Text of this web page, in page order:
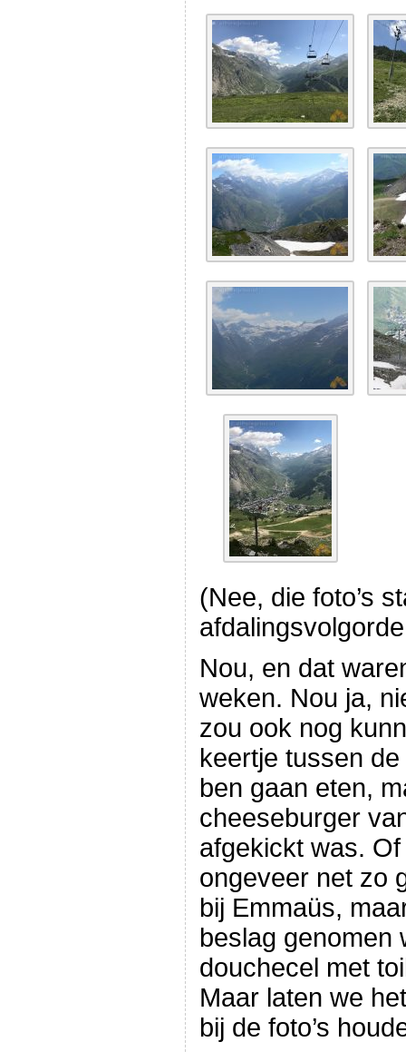
(Nee, die foto’s
Nou, en dat
weken. Nou ja,
zou ook nog
keertje tussen
ben gaan eten,
cheeseburger
afgekickt was.
ongeveer net zo
bij Emmaüs,
beslag genomen
douchecel met
Maar laten we
bij de foto’s